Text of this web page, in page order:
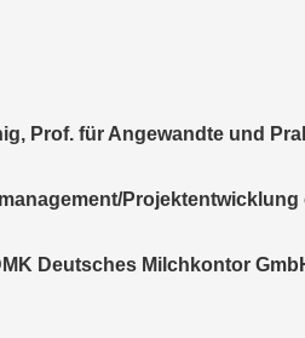
Prof. für Angewandte und
Deutsches Milchkontor